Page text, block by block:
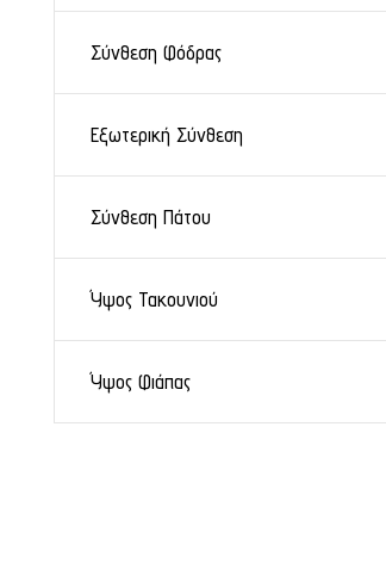
Σύνθεση Φόδρας
Εξωτερική Σύνθεση
Σύνθεση Πάτου
Ύψος Τακουνιού
Ύψος Φιάπας